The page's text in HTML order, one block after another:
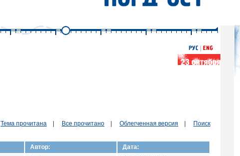
Тема прочитана Все прочитано Облегченная версия
Поиск
Автор:
Дата: